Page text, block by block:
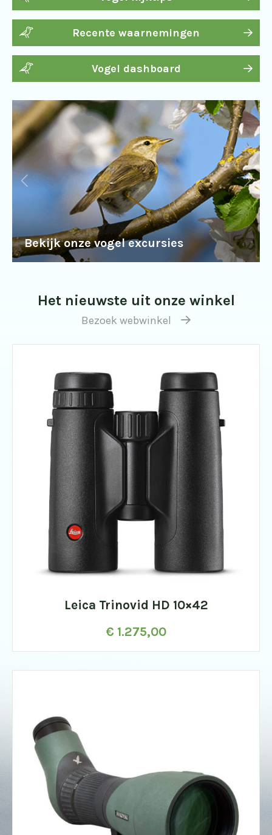
Recente waarnemingen
Vogel dashboard
Bekijk onze vogel excursies
Het nieuwste uit onze winkel
Bezoek webwinkel
Leica Trinovid HD 10×42
€ 1.275,00